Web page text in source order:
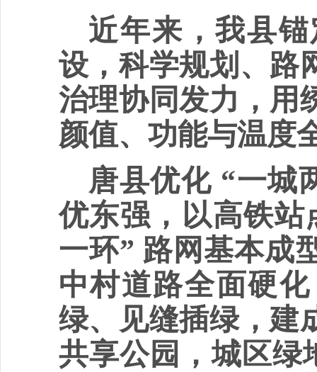
近年来，我县
设，科学规划、路
治理协同发力，用
颜值、功能与温度
唐县优化 “一城
优东强，以高铁站
一环” 路网基本成
中村道路全面硬
绿、见缝插绿，建
共享公园，城区绿